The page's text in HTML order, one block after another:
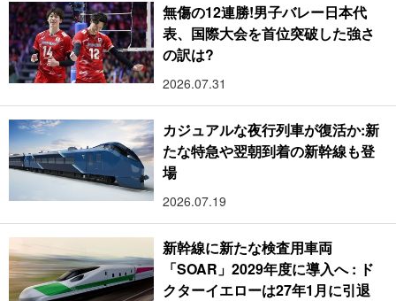
無傷の12連勝!男子バレー日本代
表、国際大会を首位突破した強さ
の訳は?
2026.07.31
カジュアルな夜行列車が復活か:新
たな特急や翌朝到着の新幹線も登
場
2026.07.19
新幹線に新たな検査用車両
「SOAR」2029年度に導入へ : ド
クターイエローは27年1月に引退